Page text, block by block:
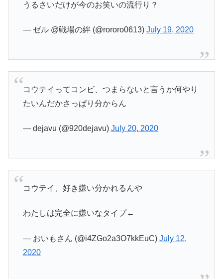
うるさいだけが今のお笑いの流行り？
— ゼル @戦場の絆 (@rororo0613) July 19, 2020
コウテイってコンビ、つまらないと言うか何やり
たいんだかさっぱり分からん
— dejavu (@920dejavu) July 20, 2020
コウテイ、好き嫌い分かれるんや
わたしは完全に嫌いなタイプ←
— おいもさん (@i4ZGo2a3O7kkEuC) July 12,
2020